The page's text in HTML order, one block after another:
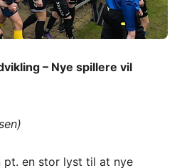
– Nye spillere vil
pt. en stor lyst til at nye